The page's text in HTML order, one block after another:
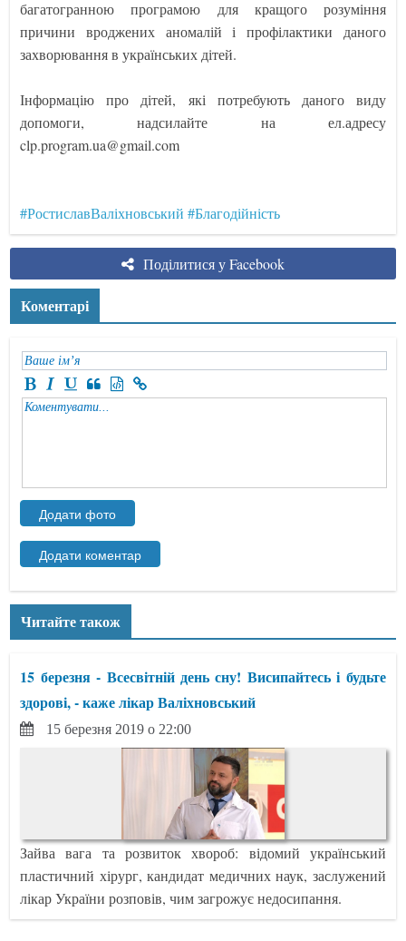
багатогранною програмою для кращого розуміння
причини вроджених аномалій і профілактики даного
захворювання в українських дітей.
Інформацію про дітей, які потребують даного виду
допомоги, надсилайте на ел.адресу
clp.program.ua@gmail.com
#РостиславВаліхновський #Благодійність
Поділитися у Facebook
Коментарі
Читайте також
15 березня - Всесвітній день сну! Висипайтесь і будьте
здорові, - каже лікар Валіхновський
15 березня 2019 о 22:00
Зайва вага та розвиток хвороб: відомий український
пластичний хірург, кандидат медичних наук, заслужений
лікар України розповів, чим загрожує недосипання.